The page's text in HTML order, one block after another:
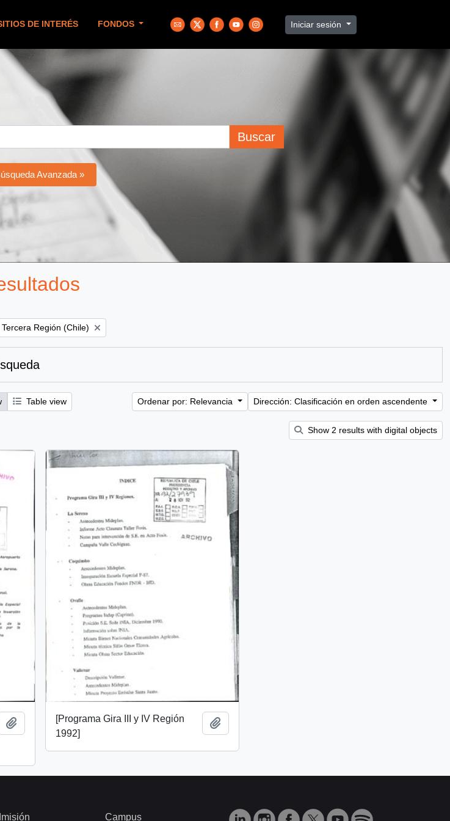
DE INTERÉS FONDOS Iniciar sesión
Buscar
Avanzada »
Remove filter:
Tercera Región (Chile)
Table view Ordenar por: Relevancia Dirección: Clasificación en orden ascendente
Show 2 results with digital objects
Añadir al portapapeles
[Programa Gira III y IV Región
1992]
Añadir al portapapeles
Campus